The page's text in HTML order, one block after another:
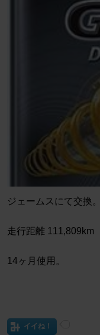
ジェームスにて交換。
走行距離 111,809km
14ヶ月使用。
イイね！